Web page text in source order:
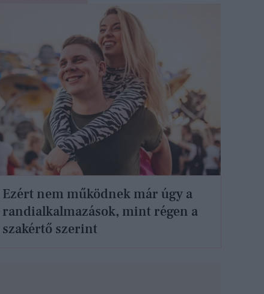
Ezért nem működnek már úgy a
randialkalmazások, mint régen a
szakértő szerint